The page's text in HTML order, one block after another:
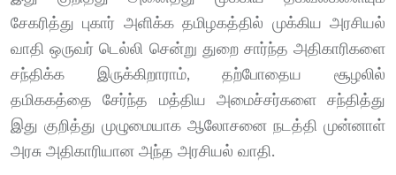
சேகரித்து புகார் அளிக்க தமிழகத்தில் முக்கிய அரசியல்
வாதி ஒருவர் டெல்லி சென்று துறை சார்ந்த அதிகாரிகளை
சந்திக்க இருக்கிறாராம், தற்போதைய சூழலில்
தமிககத்தை சேர்ந்த மத்திய அமைச்சர்களை சந்தித்து
இது குறித்து முழுமையாக ஆலோசனை நடத்தி முன்னாள்
அரசு அதிகாரியான அந்த அரசியல் வாதி.